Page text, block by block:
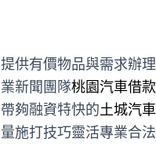
提供有價物品與需求辦理
業新聞團隊桃園汽車借
帶夠融資特快的土城汽
量施打技巧靈活專業合